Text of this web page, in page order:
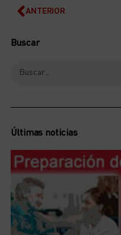
ANTERIOR
Buscar
Últimas noticias